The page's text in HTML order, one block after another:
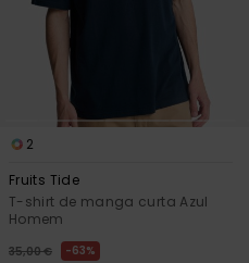
2
Fruits Tide
T-shirt de manga curta Azul
Homem
35,00 € 63%